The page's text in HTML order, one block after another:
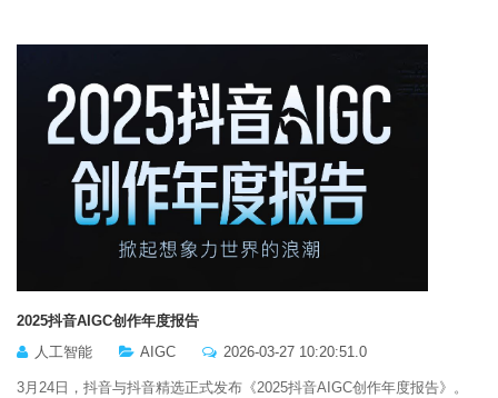
2025抖音AIGC创作年度报告
人工智能
AIGC 2026-03-27 10:20:51.0
3月24日，抖音与抖音精选正式发布《2025抖音AIGC创作年度报告》。